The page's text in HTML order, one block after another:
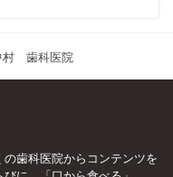
村 歯科医院
歯科医院からコンテンツを